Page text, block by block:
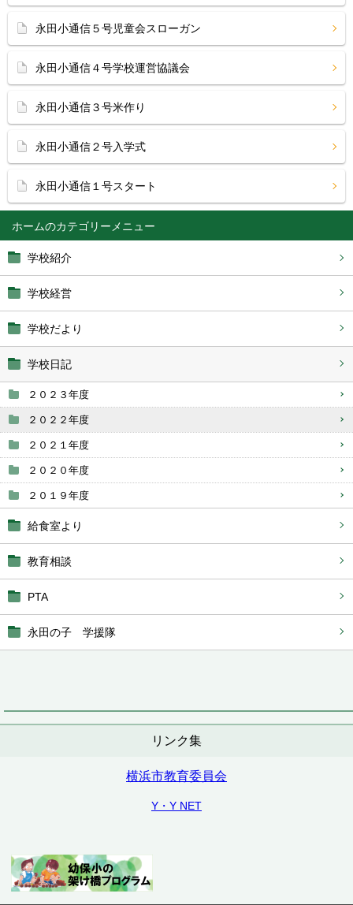
ホーム
学校紹介
学校経営
学校だより
学校日記
２０２３年度
２０２２年度
２０２１年度
２０２０年度
２０１９年度
給食室より
教育相談
PTA
永田の子 学援隊
リンク集
横浜市教育委員会
Y・Y NET
永田小通信５号児童会スローガン
永田小通信４号学校運営協議会
永田小通信３号米作り
永田小通信２号入学式
永田小通信１号スタート